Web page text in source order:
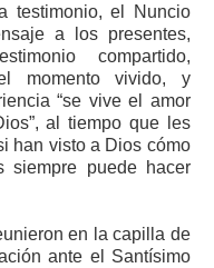
testimonio, el Nuncio
a los presentes,
compartido,
momento vivido, y
“se vive el amor
al tiempo que les
han visto a Dios cómo
siempre puede hacer
en la capilla de
ante el Santísimo